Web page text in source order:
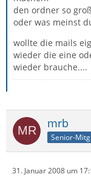
den ordner so
oder was meinst
wollte die mails
wieder die eine
wieder brauche....
mrb
Senior-
31. Januar 2008 um